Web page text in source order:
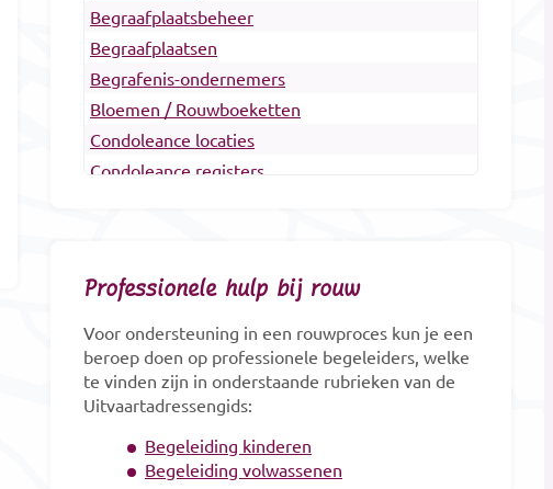
Begraafplaatsbeheer
Begraafplaatsen
Begrafenis-ondernemers
Bloemen / Rouwboeketten
Condoleance locaties
Condoleance registers
Erfenis en belasting
Gedenkobjecten
Gedenkplaatsen
Gedenksieraden
Gedenktekens
Glasobjecten
Goede doelen
Professionele hulp bij rouw
Voor ondersteuning in een rouwproces kun je een
beroep doen op professionele begeleiders, welke
te vinden zijn in onderstaande rubrieken van de
Uitvaartadressengids:
Begeleiding kinderen
Begeleiding volwassenen